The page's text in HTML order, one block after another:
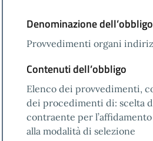
Denominazione dell’obbligo
Provvedimenti organi
Contenuti dell’obbligo
Elenco dei provvedimenti,
dei procedimenti di: scelta
contraente per
alla modalità di selezione